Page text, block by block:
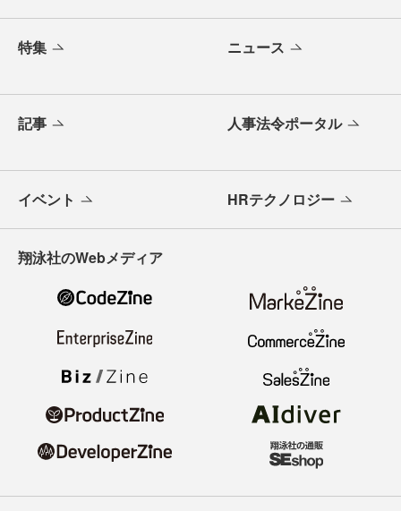
特集 ニュース
記事 人事法令ポータル
イベント HRテクノロジー
翔泳社のWebメディア